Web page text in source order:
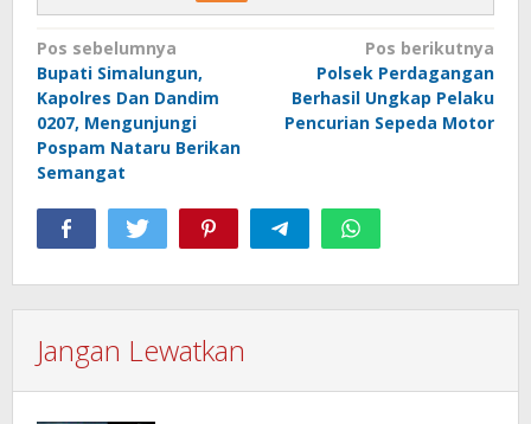
Navigasi
pos
Pos sebelumnya
Bupati Simalungun,
Kapolres Dan Dandim
0207, Mengunjungi
Pospam Nataru Berikan
Semangat
Pos berikutnya
Polsek Perdagangan
Berhasil Ungkap Pelaku
Pencurian Sepeda Motor
Jangan Lewatkan